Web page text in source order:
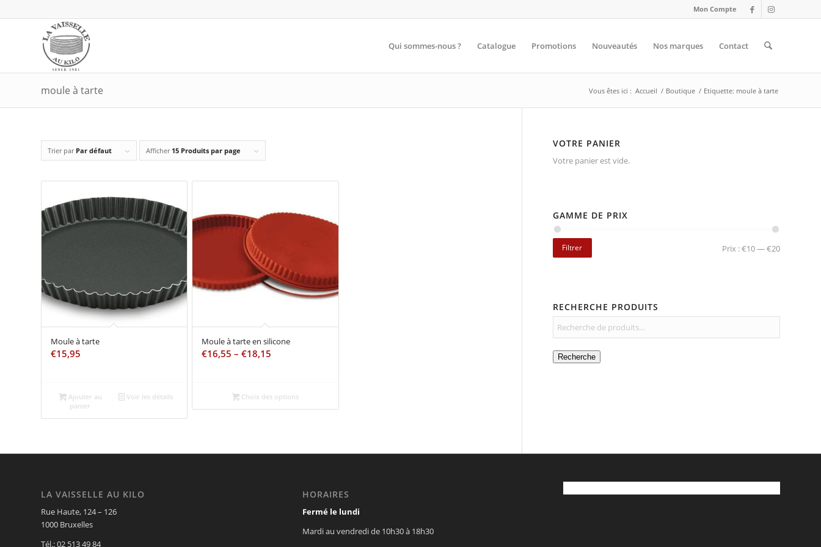
Mon Compte
Qui sommes-nous ? Catalogue Promotions Nouveautés Nos marques Contact
moule à tarte Vous êtes ici : Accueil / Boutique / Etiquette: moule à tarte
Trier par Par défaut Afficher 15 Produits par page
Moule à tarte
€15,95
Ajouter au
panier
Voir les détails
Moule à tarte en silicone
€16,55 –€18,15
Choix des options
VOTRE PANIER
Votre panier est vide.
GAMME DE PRIX
Filtrer Prix :€10—€20
RECHERCHE PRODUITS
Recherche
LA VAISSELLE AU KILO
Rue Haute, 124 – 126
1000 Bruxelles
Tél.: 02 513 49 84
HORAIRES
Fermé le lundi
Mardi au vendredi de 10h30 à 18h30